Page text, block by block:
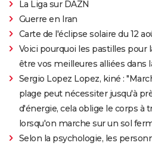
La Liga sur DAZN
Guerre en Iran
Carte de l'éclipse solaire du 12
Voici pourquoi les pastilles pour
être vos meilleures alliées dans
Sergio Lopez Lopez, kiné :
plage peut nécessiter jusqu'à
d'énergie, cela oblige le corps à
lorsqu'on marche sur un sol
Selon la psychologie, les